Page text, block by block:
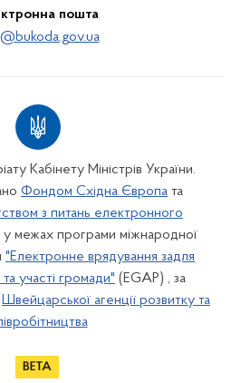
пошта
Кабінету Міністрів України.
Фондом Східна Європа та
з питань електронного
у межах програми міжнародної
"Електронне врядування задля
та участі громади" (EGAP) , за
Швейцарської агенції розвитку та